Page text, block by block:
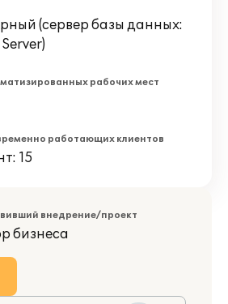
(сервер базы данных:
рабочих мест
работающих клиентов
15
внедрение/проект
бизнеса